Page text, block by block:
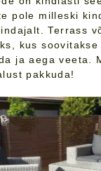
pole milleski
Terrass
kus soovitakse
ja aega veeta.
pakkuda!